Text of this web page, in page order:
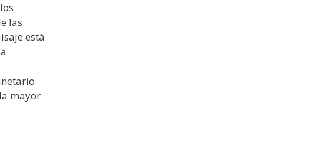
las
está
mayor